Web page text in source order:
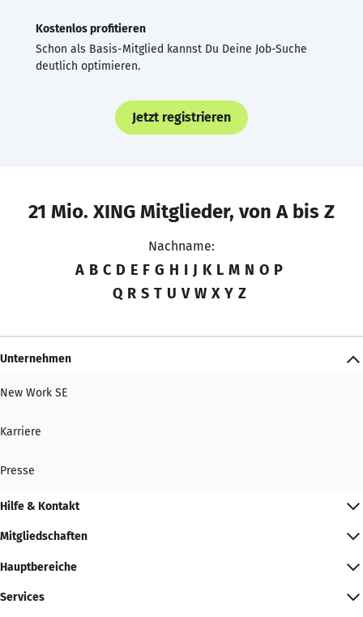
Kostenlos profitieren
Schon als Basis-Mitglied kannst Du Deine Job-Suche
deutlich optimieren.
Jetzt registrieren
21 Mio. XING Mitglieder, von A bis Z
Nachname:
A B C D E F G H I J K L M N O P
Q R S T U V W X Y Z
Unternehmen
New Work SE
Karriere
Presse
Hilfe & Kontakt
Mitgliedschaften
Hauptbereiche
Services